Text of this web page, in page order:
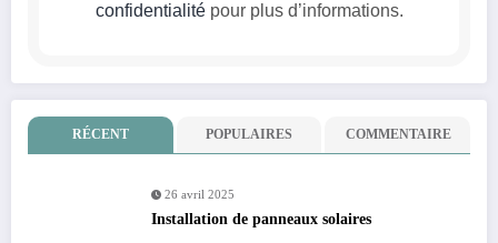
confidentialitépour plus d’informations.
RÉCENT POPULAIRES COMMENTAIRE
26 avril 2025
Installation de panneaux solaires